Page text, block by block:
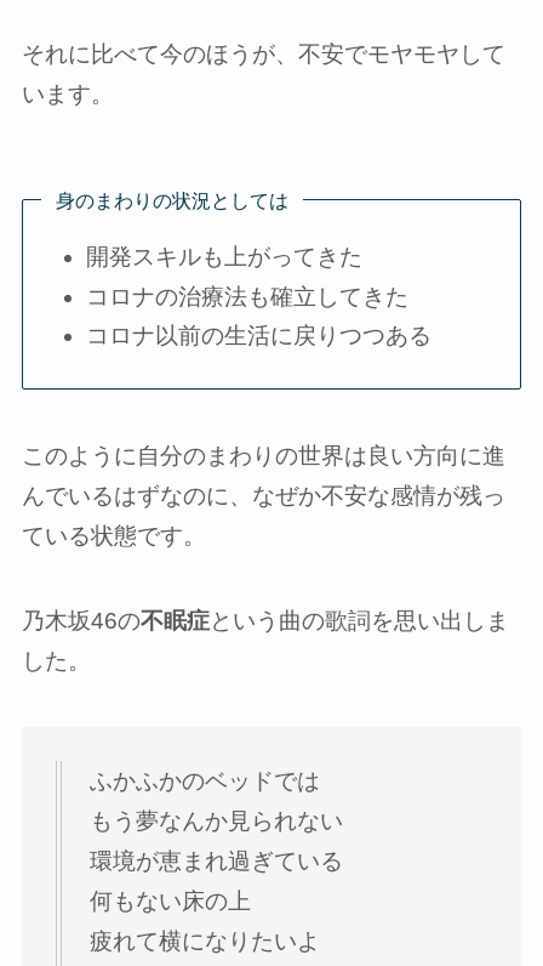
それに比べて今のほうが、不安でモヤモヤして
います。
身のまわりの状況としては
開発スキルも上がってきた
コロナの治療法も確立してきた
コロナ以前の生活に戻りつつある
このように自分のまわりの世界は良い方向に進
んでいるはずなのに、なぜか不安な感情が残っ
ている状態です。
乃木坂46の不眠症という曲の歌詞を思い出しま
した。
ふかふかのベッドでは
もう夢なんか見られない
環境が恵まれ過ぎている
何もない床の上
疲れて横になりたいよ